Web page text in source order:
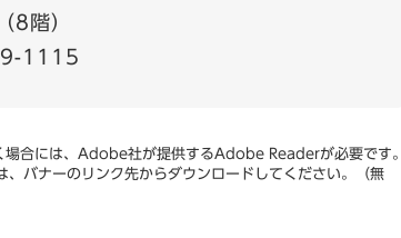
8階）
1115
場合には、Adobe社が提供するAdobe Readerが必要です。
バナーのリンク先からダウンロードしてください。（無